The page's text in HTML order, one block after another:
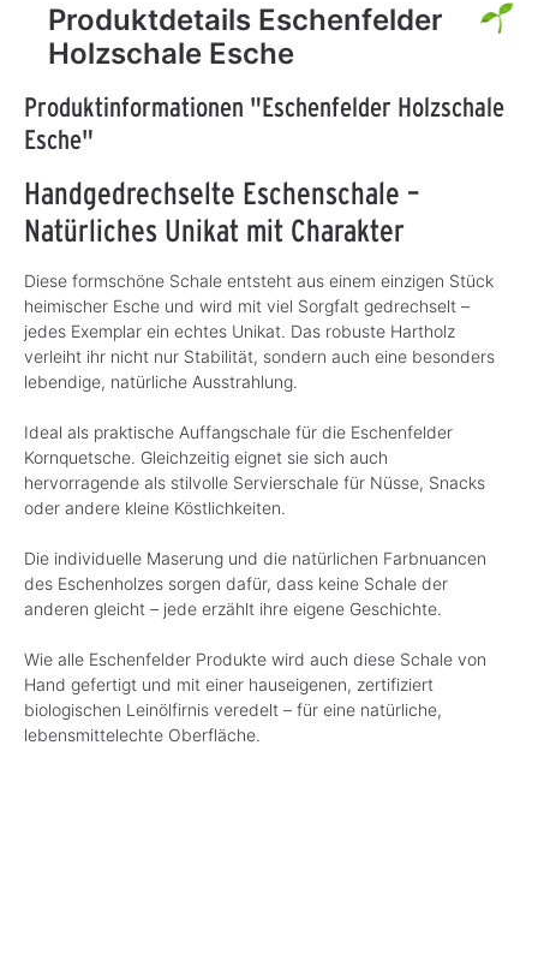
Produktdetails Eschenfelder
Holzschale Esche
Produktinformationen "Eschenfelder Holzschale
Esche"
Handgedrechselte Eschenschale –
Natürliches Unikat mit Charakter
Diese formschöne Schale entsteht aus einem einzigen Stück
heimischer Esche und wird mit viel Sorgfalt gedrechselt –
jedes Exemplar ein echtes Unikat. Das robuste Hartholz
verleiht ihr nicht nur Stabilität, sondern auch eine besonders
lebendige, natürliche Ausstrahlung.
Ideal als praktische Auffangschale für die Eschenfelder
Kornquetsche. Gleichzeitig eignet sie sich auch
hervorragende als stilvolle Servierschale für Nüsse, Snacks
oder andere kleine Köstlichkeiten.
Die individuelle Maserung und die natürlichen Farbnuancen
des Eschenholzes sorgen dafür, dass keine Schale der
anderen gleicht – jede erzählt ihre eigene Geschichte.
Wie alle Eschenfelder Produkte wird auch diese Schale von
Hand gefertigt und mit einer hauseigenen, zertifiziert
biologischen Leinölfirnis veredelt – für eine natürliche,
lebensmittelechte Oberfläche.